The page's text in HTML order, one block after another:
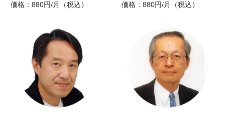
価格：880円/月（税込）
価格：880円/月（税込）